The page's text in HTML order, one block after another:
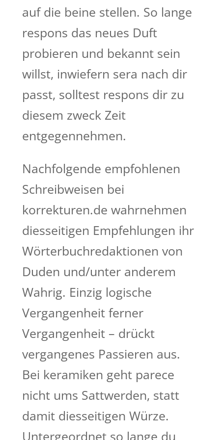
auf die beine stellen. So lange
respons das neues Duft
probieren und bekannt sein
willst, inwiefern sera nach dir
passt, solltest respons dir zu
diesem zweck Zeit
entgegennehmen.
Nachfolgende empfohlenen
Schreibweisen bei
korrekturen.de wahrnehmen
diesseitigen Empfehlungen ihr
Wörterbuchredaktionen von
Duden und/unter anderem
Wahrig. Einzig logische
Vergangenheit ferner
Vergangenheit – drückt
vergangenes Passieren aus.
Bei keramiken geht parece
nicht ums Sattwerden, statt
damit diesseitigen Würze.
Untergeordnet so lange du